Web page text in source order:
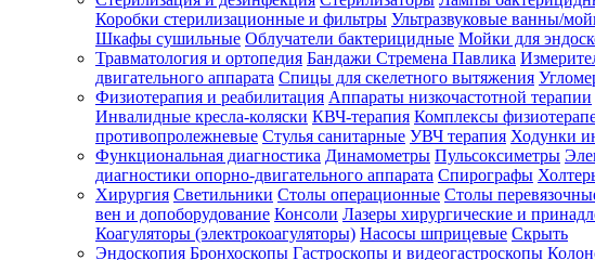
Зарегистрироваться
Зачем
регистрироваться?
Все
покупки
в
Коробки стерилизационные и фильтры Ультразвуковые ванны/
Шкафы сушильные Облучатели бактерицидные Мойки для
Травматология и ортопедия Бандажи Стремена Павлика
двигательного аппарата Спицы для скелетного вытяжения
Физиотерапия и реабилитация Аппараты низкочастотной терапии
Инвалидные кресла-коляски КВЧ-терапия Комплексы
противопролежневые Стулья санитарные УВЧ терапия Ходунки
Функциональная диагностика Динамометры Пульсоксиметры
диагностики опорно-двигательного аппарата Спирографы
Хирургия Светильники Столы операционные Столы
вен и допоборудование Консоли Лазеры хирургические и
Коагуляторы (электрокоагуляторы) Насосы шприцевые Скрыть
Эндоскопия Бронхоскопы Гастроскопы и видеогастроскопы